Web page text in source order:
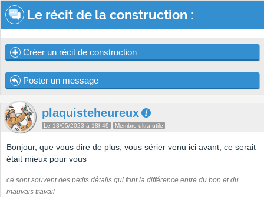
Le récit de la construction :
Créer un récit de construction
Poster un message
plaquisteheureux
Le 13/05/2023 à 18h49 Membre ultra utile
Bonjour, que vous dire de plus, vous sérier venu ici avant, ce serait
était mieux pour vous
ce sont souvent des petits détails qui font la différence entre du bon et du
mauvais travail